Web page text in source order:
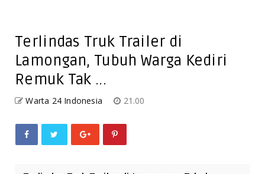
Terlindas Truk Trailer di
Lamongan, Tubuh Warga Kediri
Remuk Tak ...
Warta 24 Indonesia 21.00